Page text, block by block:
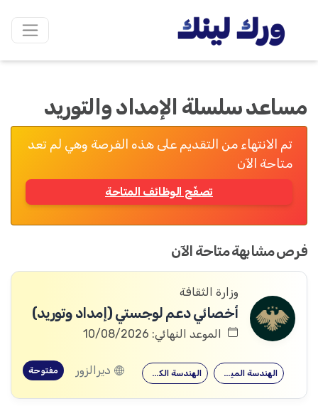
مساعد سلسلة الإمداد والتوريد
تم الانتهاء من التقديم على هذه الفرصة وهي لم تعد
متاحة الآن
تصفّح الوظائف المتاحة
فرص مشابهة متاحة الآن
وزارة الثقافة
أخصائي دعم لوجستي (إمداد وتوريد)
الموعد النهائي: 10/08/2026
الهندسة الكهربائية الهندسة الميكانيكية ديرالزور مفتوحة